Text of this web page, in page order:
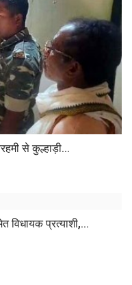
से कुल्हाड़ी...
विधायक प्रत्याशी,...